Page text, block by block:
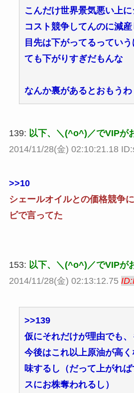
こんだけ世界景気悪い上
コスト競争してんのに減
目先は下がってるってい
ても下がりすぎだもんな
なんか裏があるとおもうわ
139: 以下、＼(^o^)／でVIPが
2014/11/28(金) 02:10:21.18
>>10
シェールオイルとの価格競争
ビで言ってた
153: 以下、＼(^o^)／でVIPが
2014/11/28(金) 02:13:12.75
>>139
仮にそれだけが理由でも
今後はこれ以上原油が高
味するし（だって上がれ
スにお株奪われるし）